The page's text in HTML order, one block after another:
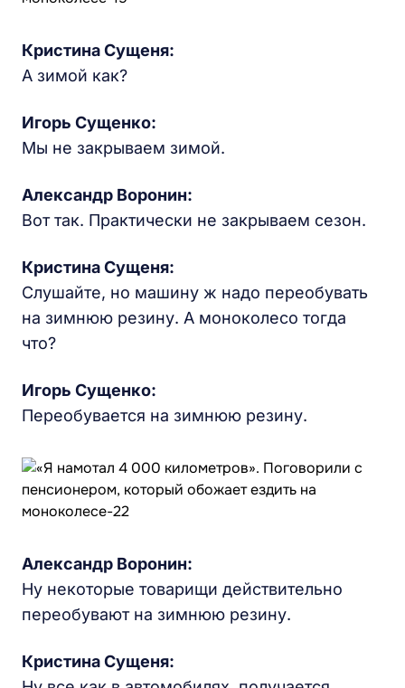
Кристина Сущеня:
А зимой как?
Игорь Сущенко:
Мы не закрываем зимой.
Александр Воронин:
Вот так. Практически не закрываем сезон.
Кристина Сущеня:
Слушайте, но машину ж надо переобувать
на зимнюю резину. А моноколесо тогда
что?
Игорь Сущенко:
Переобувается на зимнюю резину.
Александр Воронин:
Ну некоторые товарищи действительно
переобувают на зимнюю резину.
Кристина Сущеня: